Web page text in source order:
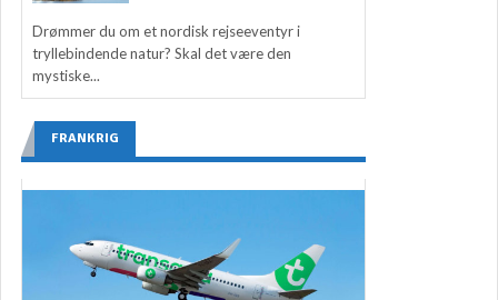
Drømmer du om et nordisk rejseeventyr i
tryllebindende natur? Skal det være den
mystiske...
FRANKRIG